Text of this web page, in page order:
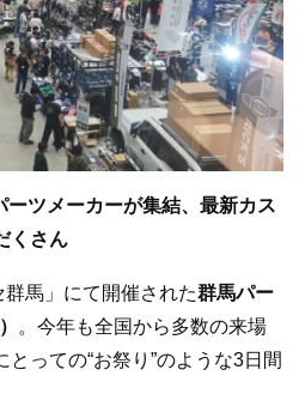
ツメーカーが集結、最新カス
くさん
馬」にて開催された群馬パー
。今年も全国から多数の来場
っての“お祭り”のような3日間